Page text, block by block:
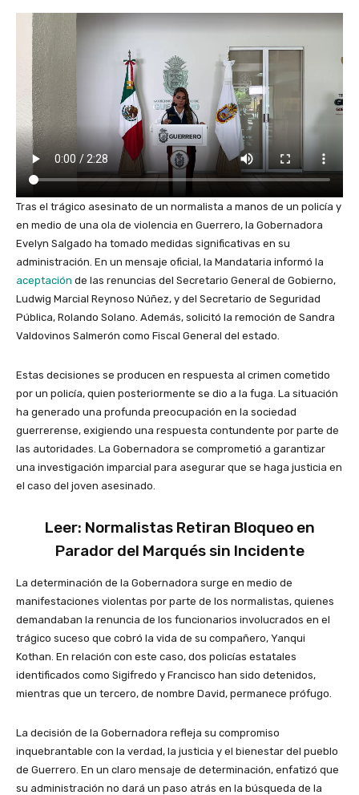
Tras el trágico asesinato de un normalista a manos de un policía y
en medio de una ola de violencia en Guerrero, la Gobernadora
Evelyn Salgado ha tomado medidas significativas en su
administración. En un mensaje oficial, la Mandataria informó la
aceptación de las renuncias del Secretario General de Gobierno,
Ludwig Marcial Reynoso Núñez, y del Secretario de Seguridad
Pública, Rolando Solano. Además, solicitó la remoción de Sandra
Valdovinos Salmerón como Fiscal General del estado.
Estas decisiones se producen en respuesta al crimen cometido
por un policía, quien posteriormente se dio a la fuga. La situación
ha generado una profunda preocupación en la sociedad
guerrerense, exigiendo una respuesta contundente por parte de
las autoridades. La Gobernadora se comprometió a garantizar
una investigación imparcial para asegurar que se haga justicia en
el caso del joven asesinado.
Leer: Normalistas Retiran Bloqueo en
Parador del Marqués sin Incidente
La determinación de la Gobernadora surge en medio de
manifestaciones violentas por parte de los normalistas, quienes
demandaban la renuncia de los funcionarios involucrados en el
trágico suceso que cobró la vida de su compañero, Yanqui
Kothan. En relación con este caso, dos policías estatales
identificados como Sigifredo y Francisco han sido detenidos,
mientras que un tercero, de nombre David, permanece prófugo.
La decisión de la Gobernadora refleja su compromiso
inquebrantable con la verdad, la justicia y el bienestar del pueblo
de Guerrero. En un claro mensaje de determinación, enfatizó que
su administración no dará un paso atrás en la búsqueda de la